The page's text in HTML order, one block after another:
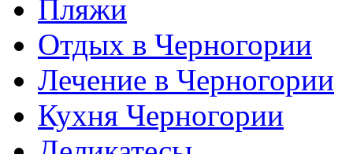
Пляжи
Отдых в Черногории
Лечение в Черногории
Кухня Черногории